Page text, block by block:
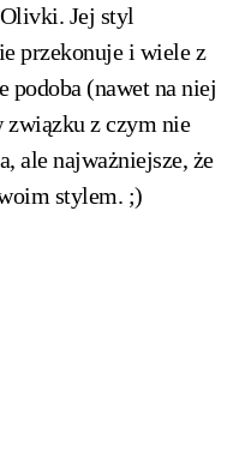
Olivki. Jej styl
przekonuje i wiele z
podoba (nawet na niej
związku z czym nie
ale najważniejsze, że
stylem. ;)